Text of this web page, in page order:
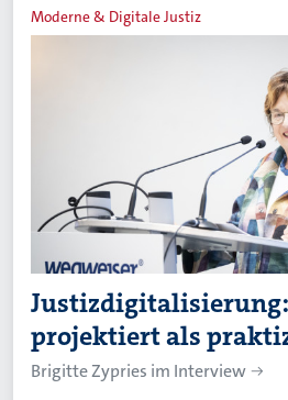
Moderne & Digitale Justiz
projektiert als
Brigitte Zypries im Interview